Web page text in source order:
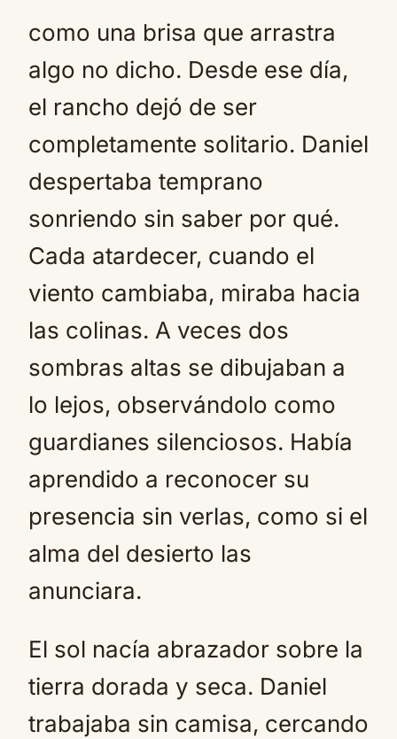
como una brisa que arrastra
algo no dicho. Desde ese día,
el rancho dejó de ser
completamente solitario. Daniel
despertaba temprano
sonriendo sin saber por qué.
Cada atardecer, cuando el
viento cambiaba, miraba hacia
las colinas. A veces dos
sombras altas se dibujaban a
lo lejos, observándolo como
guardianes silenciosos. Había
aprendido a reconocer su
presencia sin verlas, como si el
alma del desierto las
anunciara.
El sol nacía abrazador sobre la
tierra dorada y seca. Daniel
trabajaba sin camisa, cercando